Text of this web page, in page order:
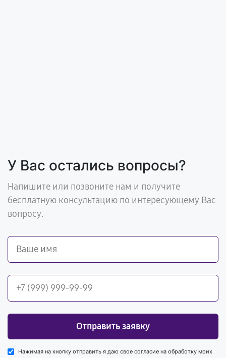
У Вас остались вопросы?
Напишите или позвоните нам и получите
бесплатную консультацию по интересующему Вас
вопросу.
Отправить заявку
Нажимая на кнопку отправить я даю свое согласие на обработку моих